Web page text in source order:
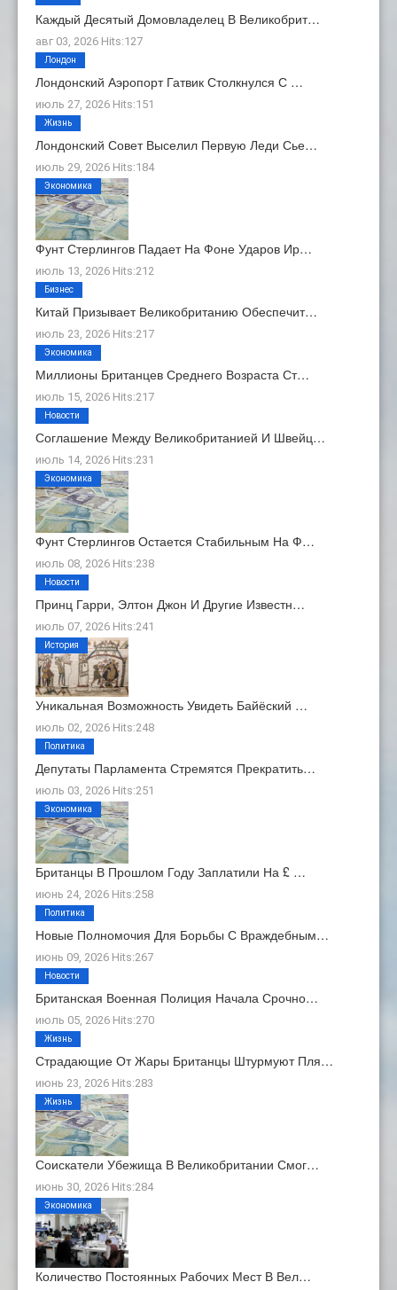
Каждый Десятый Домовладелец В Великобрит…
авг 03, 2026 Hits:127
Лондонский Аэропорт Гатвик Столкнулся С …
июль 27, 2026 Hits:151
Лондон
Лондонский Совет Выселил Первую Леди Сье…
июль 29, 2026 Hits:184
Жизнь
Фунт Стерлингов Падает На Фоне Ударов Ир…
июль 13, 2026 Hits:212
Экономика
Китай Призывает Великобританию Обеспечит…
июль 23, 2026 Hits:217
Бизнес
Миллионы Британцев Среднего Возраста Ст…
июль 15, 2026 Hits:217
Экономика
Соглашение Между Великобританией И Швейц…
июль 14, 2026 Hits:231
Новости
Фунт Стерлингов Остается Стабильным На Ф…
июль 08, 2026 Hits:238
Экономика
Принц Гарри, Элтон Джон И Другие Известн…
июль 07, 2026 Hits:241
Новости
Уникальная Возможность Увидеть Байёский …
июль 02, 2026 Hits:248
История
Депутаты Парламента Стремятся Прекратить…
июль 03, 2026 Hits:251
Политика
Британцы В Прошлом Году Заплатили На £ …
июнь 24, 2026 Hits:258
Экономика
Новые Полномочия Для Борьбы С Враждебным…
июнь 09, 2026 Hits:267
Политика
Британская Военная Полиция Начала Срочно…
июль 05, 2026 Hits:270
Новости
Страдающие От Жары Британцы Штурмуют Пля…
июнь 23, 2026 Hits:283
Жизнь
Соискатели Убежища В Великобритании Смог…
июнь 30, 2026 Hits:284
Жизнь
Количество Постоянных Рабочих Мест В Вел…
Экономика